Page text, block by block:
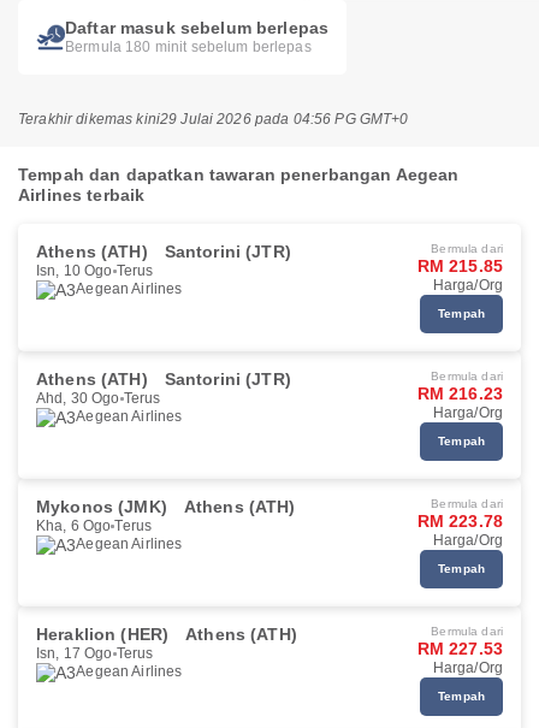
Daftar masuk sebelum berlepas
Bermula 180 minit sebelum berlepas
Terakhir dikemas kini29 Julai 2026 pada 04:56 PG GMT+0
Tempah dan dapatkan tawaran penerbangan Aegean
Airlines terbaik
Athens (ATH) Santorini (JTR)
Isn, 10 Ogo Terus
Aegean Airlines
Bermula dari
RM 215.85
Harga/Org
Tempah
Athens (ATH) Santorini (JTR)
Ahd, 30 Ogo Terus
Aegean Airlines
Bermula dari
RM 216.23
Harga/Org
Tempah
Mykonos (JMK) Athens (ATH)
Kha, 6 Ogo Terus
Aegean Airlines
Bermula dari
RM 223.78
Harga/Org
Tempah
Heraklion (HER) Athens (ATH)
Isn, 17 Ogo Terus
Aegean Airlines
Bermula dari
RM 227.53
Harga/Org
Tempah